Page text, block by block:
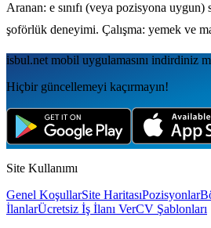
Aranan: e sınıfı (veya pozisyona uygun)
şoförlük deneyimi. Çalışma: yemek ve
isbul.net mobil uygulamаsını indirdiniz
Hiçbir güncellemeyi kaçırmayın!
Site Kullanımı
Genel KoşullarSite HaritasıPozisyonlar
İlanlarÜcretsiz İş İlanı VerCV Şablonları